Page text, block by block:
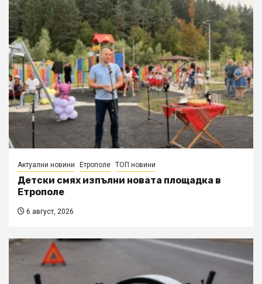
Актуални новини Етрополе ТОП новини
Детски смях изпълни новата площадка в
Етрополе
6 август, 2026